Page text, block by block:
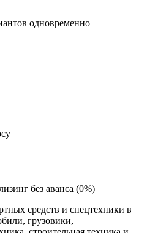
одновременно
без аванса (0%)
средств и спецтехники в
грузовики,